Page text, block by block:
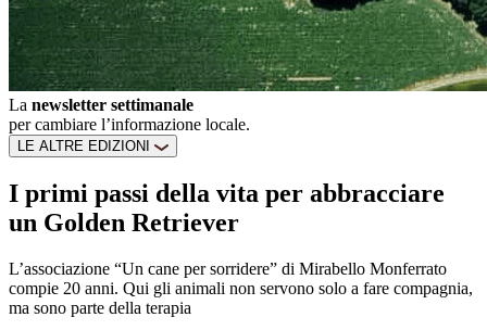
La newsletter settimanale
per cambiare l’informazione locale.
LE ALTRE EDIZIONI
I primi passi della vita per abbracciare
un Golden Retriever
L’associazione “Un cane per sorridere” di Mirabello Monferrato
compie 20 anni. Qui gli animali non servono solo a fare compagnia,
ma sono parte della terapia